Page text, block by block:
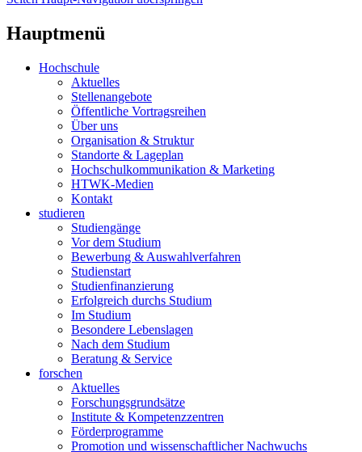
Hauptmenü
Hochschule
Aktuelles
Stellenangebote
Öffentliche Vortragsreihen
Über uns
Organisation & Struktur
Standorte & Lageplan
Hochschulkommunikation & Marketing
HTWK-Medien
Kontakt
studieren
Studiengänge
Vor dem Studium
Bewerbung & Auswahlverfahren
Studienstart
Studienfinanzierung
Erfolgreich durchs Studium
Im Studium
Besondere Lebenslagen
Nach dem Studium
Beratung & Service
forschen
Aktuelles
Forschungsgrundsätze
Institute & Kompetenzzentren
Förderprogramme
Promotion und wissenschaftlicher Nachwuchs